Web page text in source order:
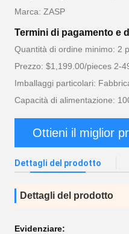
Marca: ZASP
Termini di pagamento e
Quantità di ordine minimo: 2
Prezzo: $1,199.00/pieces 2-
Imballaggi particolari:
Capacità di alimentazione:
Ottieni il miglior
Dettagli del prodotto
Dettagli del prodotto
Evidenziare: